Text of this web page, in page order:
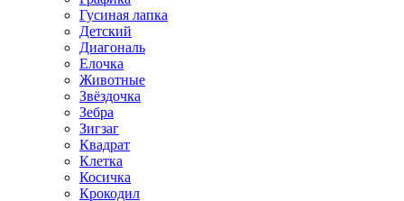
Гусиная лапка
Детский
Диагональ
Елочка
Животные
Звёздочка
Зебра
Зигзаг
Квадрат
Клетка
Косичка
Крокодил